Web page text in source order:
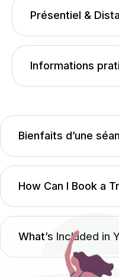
Présentiel &
Informations
Bienfaits d’une
How Can I Book a
What’s Included in